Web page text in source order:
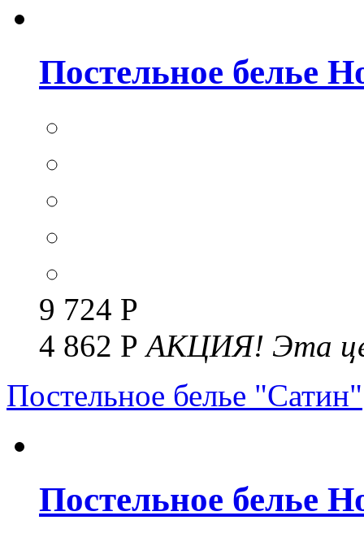
Постельное белье
9 724 Р
4 862 РАКЦИЯ! Эта
Постельное белье "Сатин"
Постельное белье